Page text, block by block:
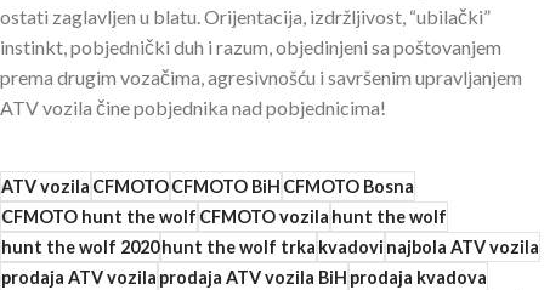
ostati zaglavljen u blatu. Orijentacija, izdržljivost, “ubilački”
instinkt, pobjednički duh i razum, objedinjeni sa poštovanjem
prema drugim vozačima, agresivnošću i savršenim upravljanjem
ATV vozila čine pobjednika nad pobjednicima!
ATV vozilaCFMOTOCFMOTO BiH CFMOTO Bosna
CFMOTO hunt the wolfCFMOTO vozilahunt the wolf
hunt the wolf 2020hunt the wolf trkakvadovinajbola ATV vozila
prodaja ATV vozilaprodaja ATV vozila BiH prodaja kvadova